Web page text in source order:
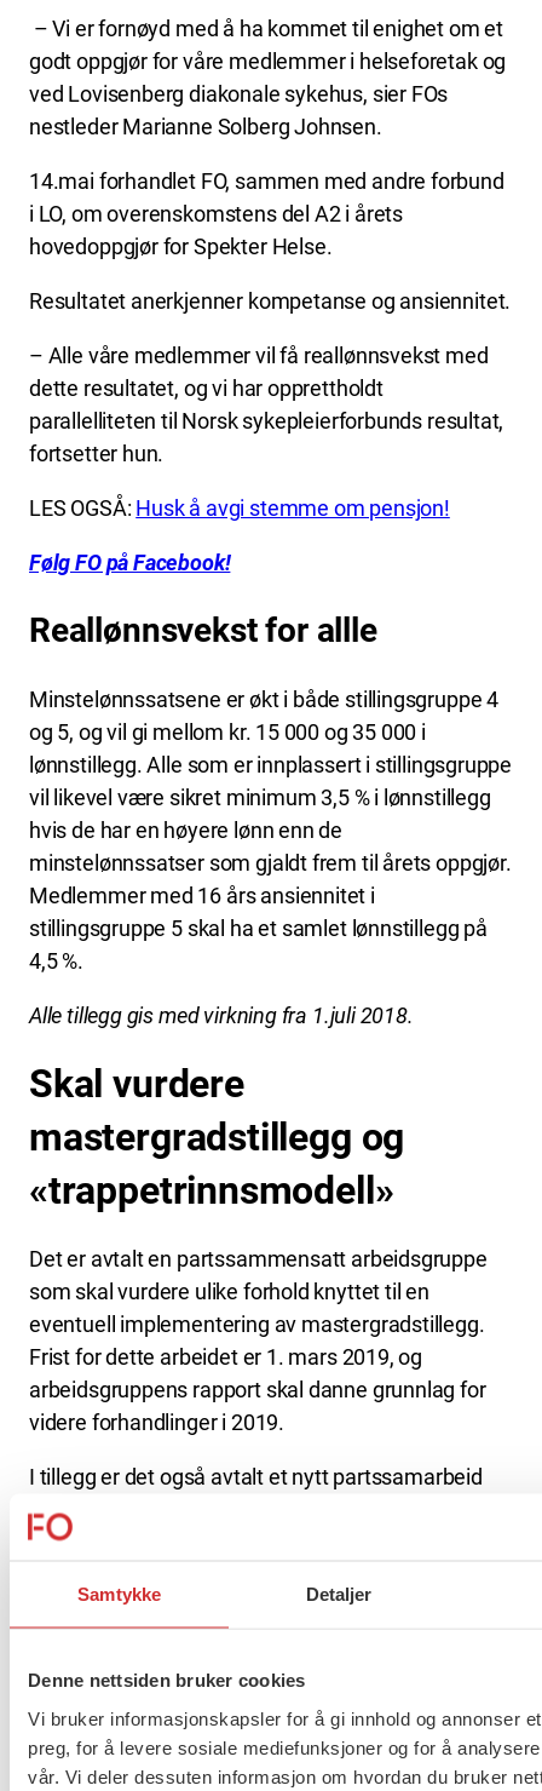
Samtykke Detaljer
Denne nettsiden bruker cookies
Vi bruker informasjonskapsler for å gi innhold og annonser
preg, for å levere sosiale mediefunksjoner og for å
vår. Vi deler dessuten informasjon om hvordan du bruker
– Vi er fornøyd med å ha kommet til enighet om et
godt oppgjør for våre medlemmer i helseforetak og
ved Lovisenberg diakonale sykehus, sier FOs
nestleder Marianne Solberg Johnsen.
14.mai forhandlet FO, sammen med andre forbund
i LO, om overenskomstens del A2 i årets
hovedoppgjør for Spekter Helse.
Resultatet anerkjenner kompetanse og ansiennitet.
– Alle våre medlemmer vil få reallønnsvekst med
dette resultatet, og vi har opprettholdt
parallelliteten til Norsk sykepleierforbunds resultat,
fortsetter hun.
LES OGSÅ: Husk å avgi stemme om pensjon!
Følg FO på Facebook!
Reallønnsvekst for allle
Minstelønnssatsene er økt i både stillingsgruppe 4
og 5, og vil gi mellom kr. 15 000 og 35 000 i
lønnstillegg. Alle som er innplassert i stillingsgruppe
vil likevel være sikret minimum 3,5 % i lønnstillegg
hvis de har en høyere lønn enn de
minstelønnssatser som gjaldt frem til årets oppgjør.
Medlemmer med 16 års ansiennitet i
stillingsgruppe 5 skal ha et samlet lønnstillegg på
4,5 %.
Alle tillegg gis med virkning fra 1.juli 2018.
Skal vurdere
mastergradstillegg og
«trappetrinnsmodell»
Det er avtalt en partssammensatt arbeidsgruppe
som skal vurdere ulike forhold knyttet til en
eventuell implementering av mastergradstillegg.
Frist for dette arbeidet er 1. mars 2019, og
arbeidsgruppens rapport skal danne grunnlag for
videre forhandlinger i 2019.
I tillegg er det også avtalt et nytt partssamarbeid
som skal vurdere dagens «trappetrinnsmodell»
brukt opp med dette resultatet. Det er likevel avtalt
en adgang til forhandlinger på den enkelte B-dels
FOs medlemmer i Spekter
Spekter Helseomfatter ansatte i helseforetak og